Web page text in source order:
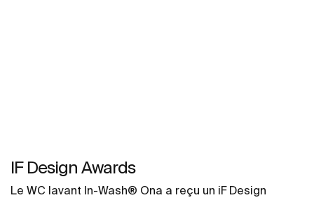
IF Design Awards
Le WC lavant In-Wash® Ona a reçu un iF Design